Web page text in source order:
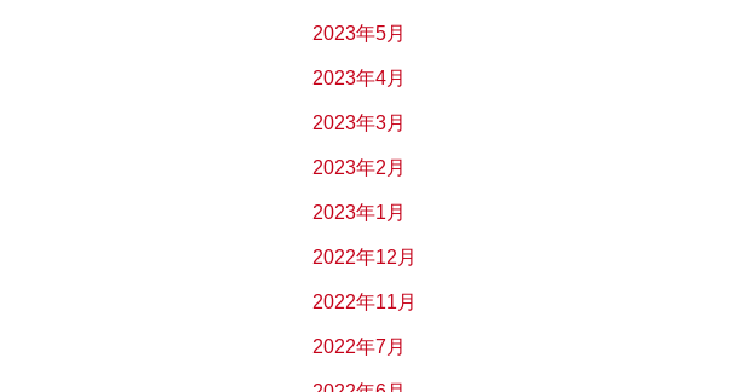
2023年5月
2023年4月
2023年3月
2023年2月
2023年1月
2022年12月
2022年11月
2022年7月